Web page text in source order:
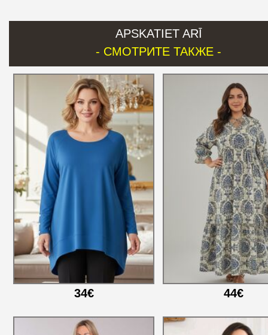
APSKATIET ARĪ
- СМОТРИТЕ ТАКЖЕ -
34€ 44€